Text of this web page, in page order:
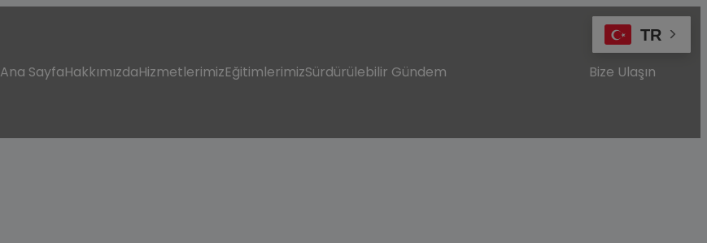
Ana SayfaHakkımızdaHizmetlerimizEğitimlerimizSürdürülebilir Gündem Bize Ulaşın
TR
modal-check